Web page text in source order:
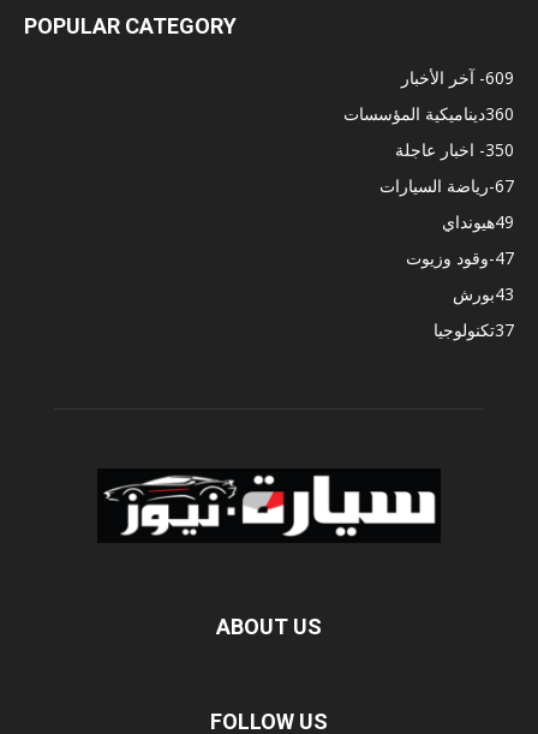
POPULAR CATEGORY
- آخر الأخبار609
ديناميكية المؤسسات360
- اخبار عاجلة350
-رياضة السيارات67
هيونداي49
-وقود وزيوت47
بورش43
تكنولوجيا37
ABOUT US
FOLLOW US